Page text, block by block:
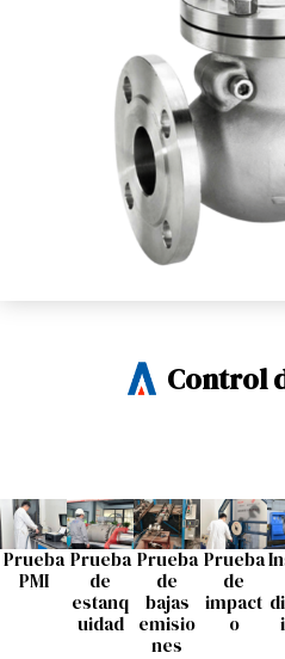
Control
Prueba
PMI
Prueba
de
estanq
uidad
Prueba
de
bajas
emisio
nes
Prueba
de
impact
o